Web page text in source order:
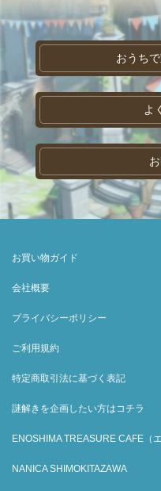
おうち
よ
お買い物ガイド
会社概要
プライバシーポリシー
ご利用規約
特定商取引法に基づく表記
謎解きを企画したい方はコチラ
ENOSHIMA TREASURE CAFE（
NANICA SHIMOKITAZAWA